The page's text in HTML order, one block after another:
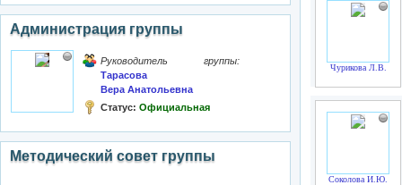
Администрация группы
Руководитель группы:
Тарасова
Вера Анатольевна
Статус: Официальная
Методический совет группы
Чурикова Л.В.
Соколова И.Ю.